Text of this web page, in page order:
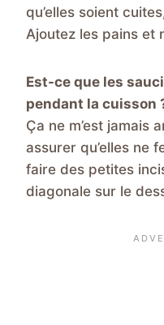
qu’elles soient
Ajoutez les pains et
Est-ce que les
pendant la cuisson
Ça ne m’est jamais
assurer qu’elles ne
faire des petites
diagonale sur le